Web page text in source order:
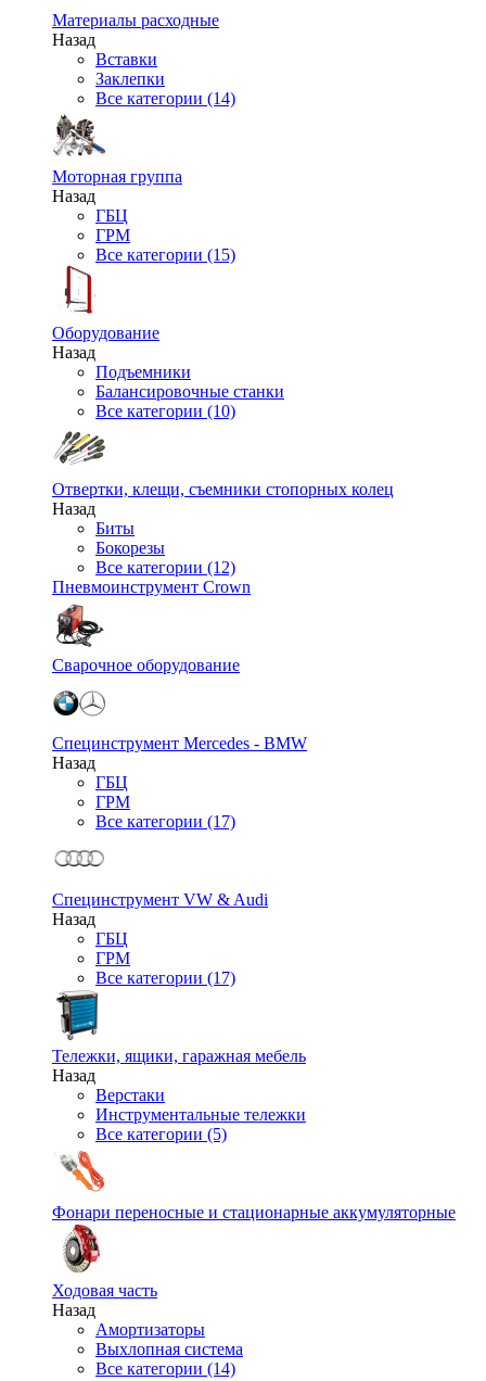
Материалы расходные
Назад
Вставки
Заклепки
Все категории (14)
Моторная группа
Назад
ГБЦ
ГРМ
Все категории (15)
Оборудование
Назад
Подъемники
Балансировочные станки
Все категории (10)
Отвертки, клещи, съемники стопорных колец
Назад
Биты
Бокорезы
Все категории (12)
Пневмоинструмент Crown
Сварочное оборудование
Специнструмент Mercedes - BMW
Назад
ГБЦ
ГРМ
Все категории (17)
Специнструмент VW & Audi
Назад
ГБЦ
ГРМ
Все категории (17)
Тележки, ящики, гаражная мебель
Назад
Верстаки
Инструментальные тележки
Все категории (5)
Фонари переносные и стационарные аккумуляторные
Ходовая часть
Назад
Амортизаторы
Выхлопная система
Все категории (14)